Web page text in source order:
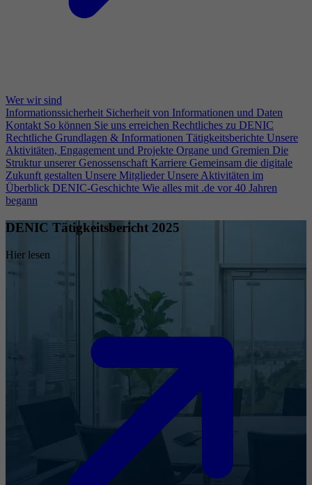
Wer wir sind
Informationssicherheit Sicherheit von Informationen und Daten
Kontakt So können Sie uns erreichen Rechtliches zu DENIC
Rechtliche Grundlagen & Informationen Tätigkeitsberichte Unsere
Aktivitäten, Engagement und Projekte Organe und Gremien Die
Struktur unserer Genossenschaft Karriere Gemeinsam die digitale
Zukunft gestalten Unsere Mitglieder Unsere Aktivitäten im
Überblick DENIC-Geschichte Wie alles mit .de vor 40 Jahren
begann
DENIC Tätigkeitsbericht 2025
Hier lesen